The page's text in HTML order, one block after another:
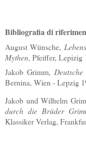
Bibliografia di
August Wünsche,
Mythen, Pfeiffer, Lepizig
Jakob Grimm,
Bernina, Wien - Lepzig
Jakob und Wilhelm
durch die Brüder
Klassiker Verlag,